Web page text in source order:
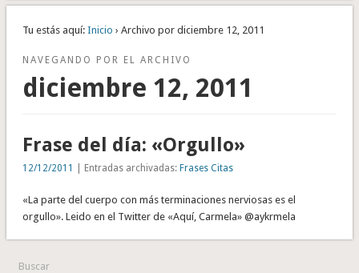
Tu estás aquí: Inicio › Archivo por diciembre 12, 2011
NAVEGANDO POR EL ARCHIVO
diciembre 12, 2011
Frase del día: «Orgullo»
12/12/2011 | Entradas archivadas: Frases Citas
«La parte del cuerpo con más terminaciones nerviosas es el
orgullo». Leido en el Twitter de «Aquí, Carmela» @aykrmela
Buscar